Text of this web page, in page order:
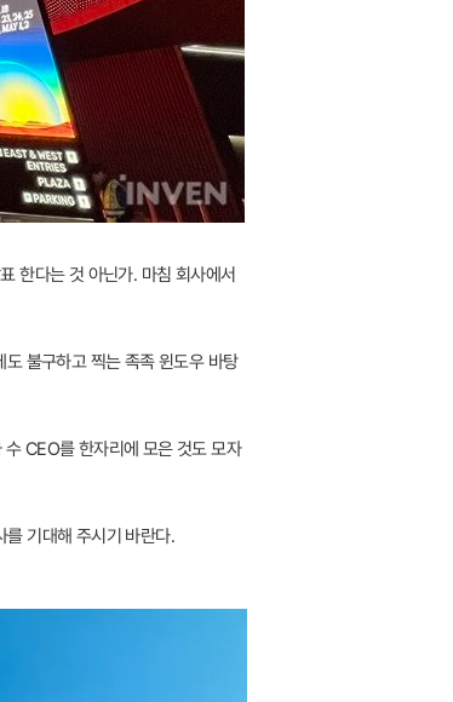
한다는 것 아닌가. 마침 회사에서
불구하고 찍는 족족 윈도우 바탕
CEO를 한자리에 모은 것도 모자
를 기대해 주시기 바란다.